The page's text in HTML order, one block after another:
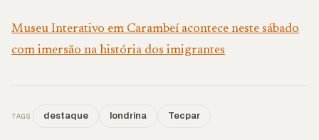
Museu Interativo em Carambeí acontece neste sábado
com imersão na história dos imigrantes
TAGS destaque londrina Tecpar